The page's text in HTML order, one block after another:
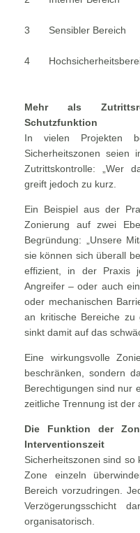
3
Sensibler Bereich
4
Mehr als
Schutzfunktion
In vielen Projekten
Sicherheitszonen seien
Zutrittskontrolle: „Wer
greift jedoch zu kurz.
Ein Beispiel aus der
Zonierung auf zwei
Begründung: „Unsere
sie können sich überall
effizient, in der Praxis
Angreifer – oder auch
oder mechanischen
an kritische Bereiche zu
sinkt damit auf das
Eine wirkungsvolle
beschränken, sondern
Berechtigungen sind nur
zeitliche Trennung ist der
Die Funktion der
Interventionszeit
Sicherheitszonen sind so
Zone einzeln
Bereich vorzudringen.
Verzögerungsschicht
organisatorisch.